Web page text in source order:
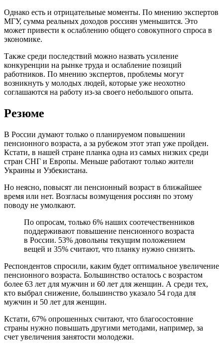
Однако есть и отрицательные моменты. По мнению экспертов
МГУ, сумма реальных доходов россиян уменьшится. Это
может привести к ослаблению общего совокупного спроса в
экономике.
Также среди последствий можно назвать усиление
конкуренции на рынке труда и ослабление позиций
работников. По мнению экспертов, проблемы могут
возникнуть у молодых людей, которые уже неохотно
соглашаются на работу из-за своего небольшого опыта.
Резюме
В России думают только о планируемом повышении
пенсионного возраста, а за рубежом этот этап уже пройден.
Кстати, в нашей стране планка одна из самых низких среди
стран СНГ и Европы. Меньше работают только жители
Украины и Узбекистана.
Но неясно, повысят ли пенсионный возраст в ближайшее
время или нет. Возгласы возмущения россиян по этому
поводу не умолкают.
По опросам, только 6% наших соотечественников
поддерживают повышение пенсионного возраста
в России. 53% довольны текущим положением
вещей и 35% считают, что планку нужно снизить.
Респондентов спросили, каким будет оптимальное увеличение
пенсионного возраста. Большинство осталось с возрастом
более 63 лет для мужчин и 60 лет для женщин. А среди тех,
кто выбрал снижение, большинство указало 54 года для
мужчин и 50 лет для женщин.
Кстати, 67% опрошенных считают, что благосостояние
страны нужно повышать другими методами, например, за
счет увеличения занятости молодежи.